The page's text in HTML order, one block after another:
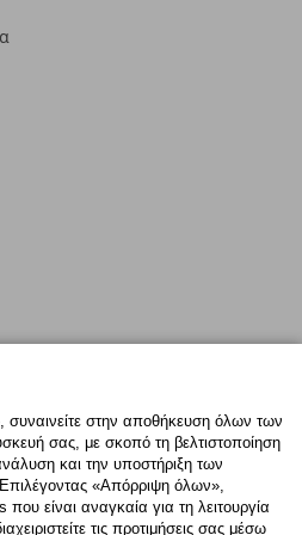
PinterestTwitter
στην αποθήκευση όλων των
σας, με σκοπό τη βελτιστοποίηση
και την υποστήριξη των
«Απόρριψη όλων»,
είναι αναγκαία για τη λειτουργία
τις προτιμήσεις σας μέσω